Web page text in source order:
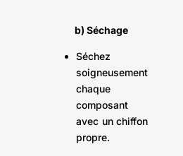
b) Séchage
Séchez
soigneusement
chaque
composant
avec un chiffon
propre.